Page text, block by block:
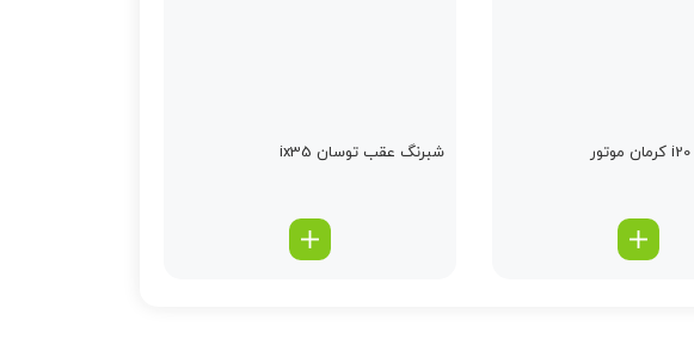
شبرنگ عقب توسان ix35